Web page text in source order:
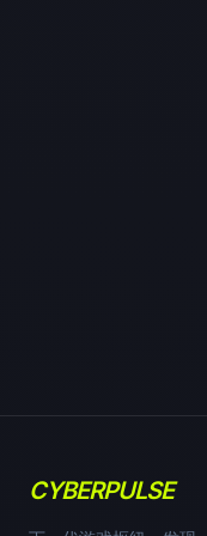
CYBERPULSE